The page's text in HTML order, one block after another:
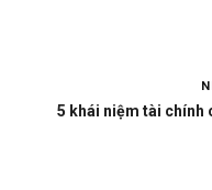
5 khái niệm tài chính